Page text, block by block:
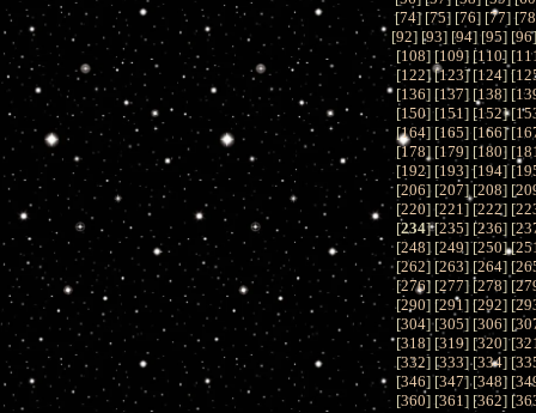
[74] [75] [76] [77] [78
[92] [93] [94] [95] [96
[108] [109] [110] [
[122] [123] [124] [
[136] [137] [138] [
[150] [151] [152] [
[164] [165] [166] [
[178] [179] [180] [
[192] [193] [194] [
[206] [207] [208] [
[220] [221] [222] [
[234] [235] [236] [
[248] [249] [250] [
[262] [263] [264] [
[276] [277] [278] [
[290] [291] [292] [
[304] [305] [306] [
[318] [319] [320] [
[332] [333] [334] [
[346] [347] [348] [
[360] [361] [362] [